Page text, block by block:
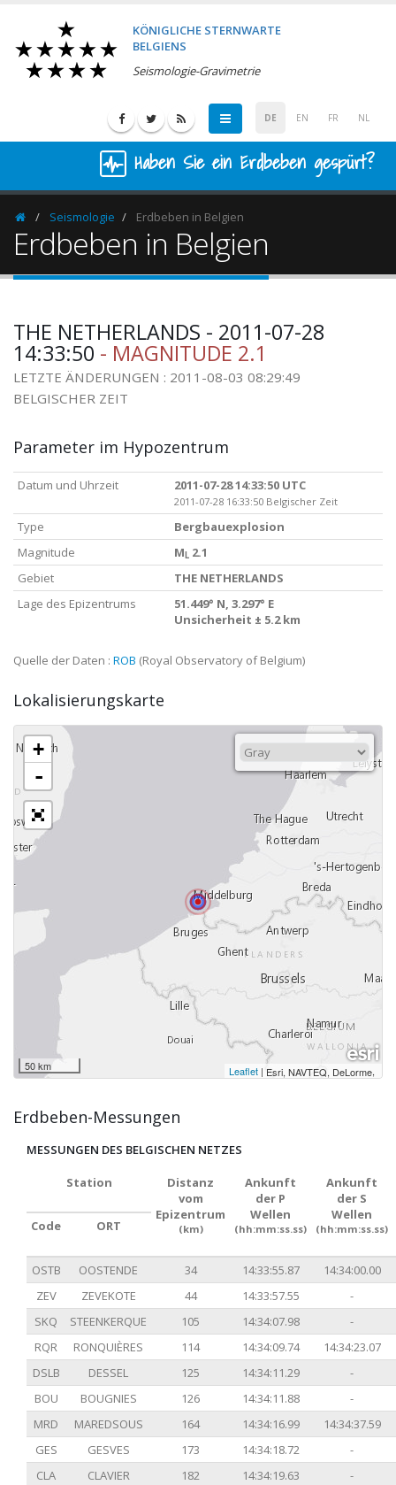
KÖNIGLICHE STERNWARTE
BELGIENS
Seismologie-Gravimetrie
DE EN FR NL
Haben Sie ein Erdbeben gespürt?
HomepageSeismologie Erdbeben in Belgien
Erdbeben in Belgien
THE NETHERLANDS - 2011-07-28
14:33:50 - MAGNITUDE 2.1
LETZTE ÄNDERUNGEN : 2011-08-03 08:29:49
BELGISCHER ZEIT
Parameter im Hypozentrum
Datum und Uhrzeit 2011-07-28 14:33:50 UTC
2011-07-28 16:33:50 Belgischer Zeit
Type
Bergbauexplosion
Magnitude
M L 2.1
Gebiet
THE NETHERLANDS
Lage des Epizentrums
51.449° N, 3.297° E
Unsicherheit ± 5.2 km
Quelle der Daten : ROB (Royal Observatory of Belgium)
Lokalisierungskarte
+
-
50 km Leaflet | Esri, NAVTEQ, DeLorme,
Erdbeben-Messungen
MESSUNGEN DES BELGISCHEN NETZES
Station
Distanz
vom
Epizentrum
(km)
Ankunft
der P
Wellen
(hh:mm:ss.ss)
Ankunft
der S
Wellen
(hh:mm:ss.ss)
Code ORT
OSTB OOSTENDE 34 14:33:55.87
14:34:00.00
ZEV
ZEVEKOTE 44 14:33:57.55
-
SKQ
STEENKERQUE 105 14:34:07.98
-
RQR
RONQUIÈRES 114 14:34:09.74
14:34:23.07
DSLB
DESSEL 125 14:34:11.29
-
BOU
BOUGNIES 126 14:34:11.88
-
MRD
MAREDSOUS 164 14:34:16.99
14:34:37.59
GES
GESVES 173 14:34:18.72
-
CLA
CLAVIER 182 14:34:19.63
-